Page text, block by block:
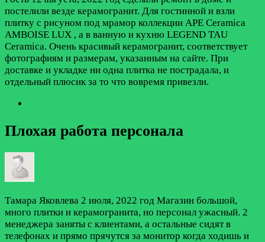
постелили везде керамогранит. Для гостинной и взли
плитку с рисуном под мрамор коллекции APE Ceramica
AMBOISE LUX , а в ванную и кухню LEGEND TAU
Ceramica. Очень красивый керамогранит, соответствует
фотографиям и размерам, указанным на сайте. При
доставке и укладке ни одна плитка не пострадала, и
отдельный плюсик за то что вовремя привезли.
Плохая работа персонала
Тамара Яковлева 2 июля, 2022 год Магазин большой,
много плитки и керамогранита, но персонал ужасный. 2
менеджера заняты с клиентами, а остальные сидят в
телефонах и прямо прячутся за монитор когда ходишь и